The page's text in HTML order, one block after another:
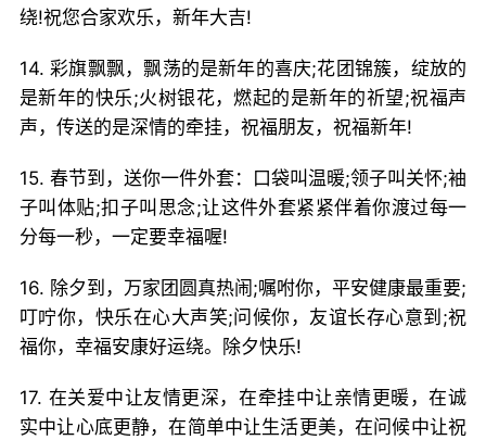
绕!祝您合家欢乐，新年大吉!
14. 彩旗飘飘，飘荡的是新年的喜庆;花团锦簇，绽放的
是新年的快乐;火树银花，燃起的是新年的祈望;祝福声
声，传送的是深情的牵挂，祝福朋友，祝福新年!
15. 春节到，送你一件外套：口袋叫温暖;领子叫关怀;袖
子叫体贴;扣子叫思念;让这件外套紧紧伴着你渡过每一
分每一秒，一定要幸福喔!
16. 除夕到，万家团圆真热闹;嘱咐你，平安健康最重要;
叮咛你，快乐在心大声笑;问候你，友谊长存心意到;祝
福你，幸福安康好运绕。除夕快乐!
17. 在关爱中让友情更深，在牵挂中让亲情更暖，在诚
实中让心底更静，在简单中让生活更美，在问候中让祝